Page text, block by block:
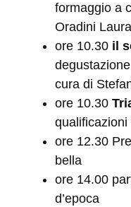
formaggio a
Oradini Laura
ore 10.30 il
cura di
ore 10.30
ore 12.30
bella
ore 14.00
d’epoca